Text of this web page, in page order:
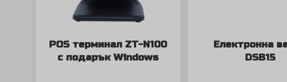
POS терминал ZT-N100
с подарък Windows
Електронна
DSB15